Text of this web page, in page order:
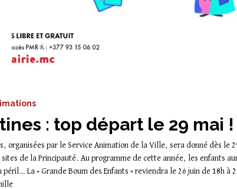
: top départ le 29 mai !
organisées par le Service Animation de la Ville, sera donné dès
de la Principauté. Au programme de cette année, les enfants
La « Grande Boum des Enfants » reviendra le 26 juin de 18h